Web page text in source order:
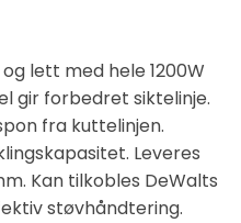
lett med hele 1200W
gir forbedret siktelinje.
fra kuttelinjen.
Leveres
Kan tilkobles DeWalts
støvhåndtering.